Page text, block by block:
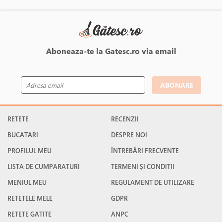
Aboneaza-te la Gatesc.ro via email
ABONARE
RETETE
BUCATARI
PROFILUL MEU
LISTA DE CUMPARATURI
MENIUL MEU
RETETELE MELE
RETETE GATITE
RECENZII
DESPRE NOI
ÎNTREBĂRI FRECVENTE
TERMENI ȘI CONDITII
REGULAMENT DE UTILIZARE
GDPR
ANPC